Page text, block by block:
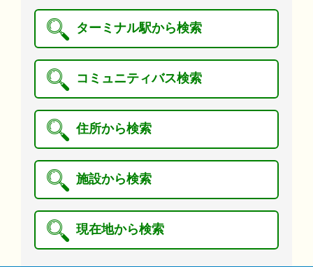
ターミナル駅から検索
コミュニティバス検索
住所から検索
施設から検索
現在地から検索